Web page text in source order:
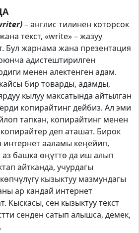
)– англис тилинен которсок
текст, «write» – жазуу
Бул жарнама жана презентация
адистештирилген
менен алектенген адам.
бир товарды, адамды,
кылуу максатында айтылган
копирайтинг дейбиз. Ал эми
тапкан, копирайтинг менен
деп аташат. Бирок
интернет ааламы кеӊейип,
башка өӊүттө да иш алып
айтканда, учурдагы
кызыктуу мазмундагы
ар кандай интернет
Кыскасы, сен кызыктуу текст
сенден сатып алышса, демек,